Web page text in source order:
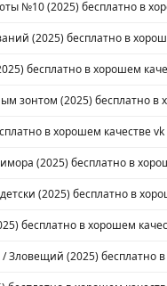
№10 (2025) бесплатно в
(2025) бесплатно в
бесплатно в хорошем
зонтом (2025) бесплатно в
в хорошем качестве vk
(2025) бесплатно в
(2025) бесплатно в
бесплатно в хорошем
Зловещий (2025) бесплатно